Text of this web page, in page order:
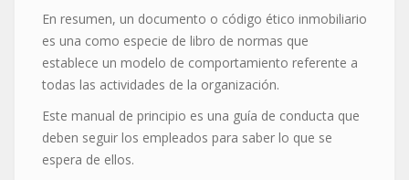
En resumen, un documento o código ético inmobiliario
es una como especie de libro de normas que
establece un modelo de comportamiento referente a
todas las actividades de la organización.
Este manual de principio es una guía de conducta que
deben seguir los empleados para saber lo que se
espera de ellos.